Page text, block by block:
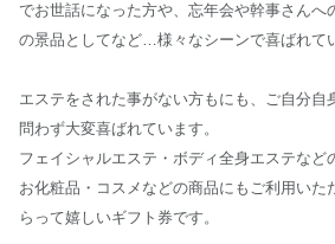
でお世話になった方や、忘年会や幹事さんへ
の景品としてなど…様々なシーンで喜ばれて
エステをされた事がない方もにも、ご自分自
問わず大変喜ばれています。
フェイシャルエステ・ボディ全身エステなど
お化粧品・コスメなどの商品にもご利用いた
らって嬉しいギフト券です。